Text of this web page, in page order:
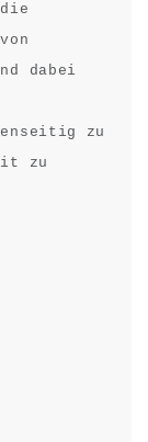
dabei
zu
zu